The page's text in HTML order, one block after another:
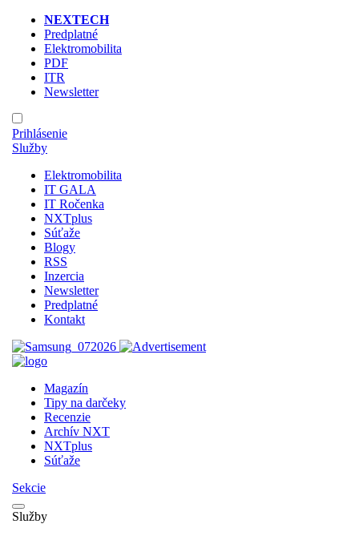
NEXTECH
Predplatné
Elektromobilita
PDF
ITR
Newsletter
Prihlásenie
Služby
Elektromobilita
IT GALA
IT Ročenka
NXTplus
Súťaže
Blogy
RSS
Inzercia
Newsletter
Predplatné
Kontakt
Magazín
Tipy na darčeky
Recenzie
Archív NXT
NXTplus
Súťaže
Sekcie
Služby